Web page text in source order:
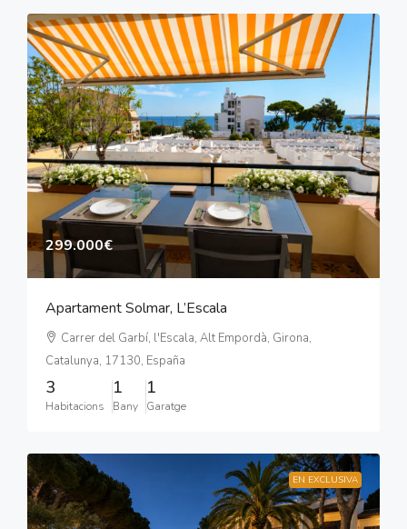
299.000€
Apartament Solmar, L’Escala
Carrer del Garbí, l'Escala, Alt Empordà, Girona,
Catalunya, 17130, España
3
Habitacions
1
Bany
1
Garatge
EN EXCLUSIVA